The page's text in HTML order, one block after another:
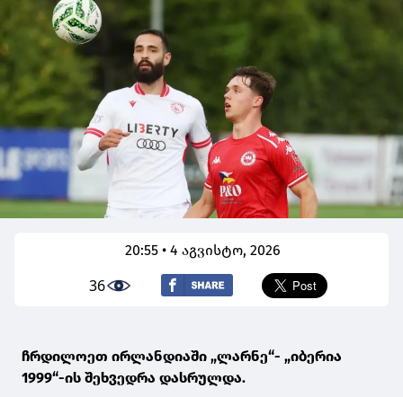
20:55 • 4 აგვისტო, 2026
36
ჩრდილოეთ ირლანდიაში „ლარნე“- „იბერია
1999“-ის შეხვედრა დასრულდა.